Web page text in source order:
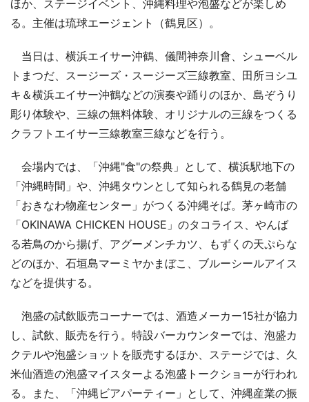
ほか、ステージイベント、沖縄料理や泡盛などが楽しめ
る。主催は琉球エージェント（鶴見区）。
当日は、横浜エイサー沖鶴、儀間神奈川會、シューベル
トまつだ、スージーズ・スージーズ三線教室、田所ヨシユ
キ＆横浜エイサー沖鶴などの演奏や踊りのほか、島ぞうり
彫り体験や、三線の無料体験、オリジナルの三線をつくる
クラフトエイサー三線教室三線などを行う。
会場内では、「沖縄"食"の祭典」として、横浜駅地下の
「沖縄時間」や、沖縄タウンとして知られる鶴見の老舗
「おきなわ物産センター」がつくる沖縄そば。茅ヶ崎市の
「OKINAWA CHICKEN HOUSE」のタコライス、やんば
る若鳥のから揚げ、アグーメンチカツ、もずくの天ぷらな
どのほか、石垣島マーミヤかまぼこ、ブルーシールアイス
などを提供する。
泡盛の試飲販売コーナーでは、酒造メーカー15社が協力
し、試飲、販売を行う。特設バーカウンターでは、泡盛カ
クテルや泡盛ショットを販売するほか、ステージでは、久
米仙酒造の泡盛マイスターよる泡盛トークショーが行われ
る。また、「沖縄ビアパーティー」として、沖縄産業の振